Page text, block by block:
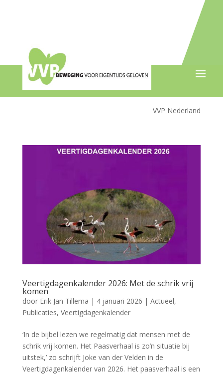
VVP Nederland
Veertigdagenkalender 2026: Met de schrik vrij
komen
door Erik Jan Tillema | 4 januari 2026 | Actueel,
Publicaties, Veertigdagenkalender
‘In de bijbel lezen we regelmatig dat mensen met de
schrik vrij komen. Het Paasverhaal is zo’n situatie bij
uitstek,’ zo schrijft Joke van der Velden in de
Veertigdagenkalender van 2026. Het paasverhaal is een